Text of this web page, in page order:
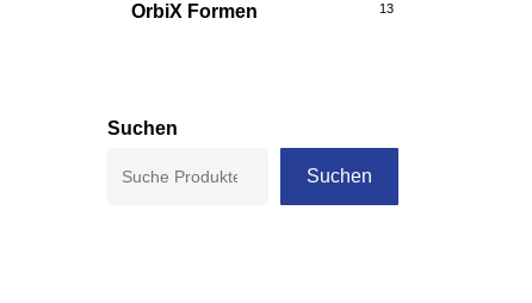
OrbiX Formen 13
Suchen
Suchen